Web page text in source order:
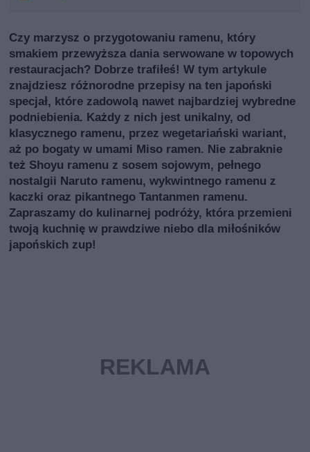
Czy marzysz o przygotowaniu ramenu, który
smakiem przewyższa dania serwowane w topowych
restauracjach? Dobrze trafiłeś! W tym artykule
znajdziesz różnorodne przepisy na ten japoński
specjał, które zadowolą nawet najbardziej wybredne
podniebienia. Każdy z nich jest unikalny, od
klasycznego ramenu, przez wegetariański wariant,
aż po bogaty w umami Miso ramen. Nie zabraknie
też Shoyu ramenu z sosem sojowym, pełnego
nostalgii Naruto ramenu, wykwintnego ramenu z
kaczki oraz pikantnego Tantanmen ramenu.
Zapraszamy do kulinarnej podróży, która przemieni
twoją kuchnię w prawdziwe niebo dla miłośników
japońskich zup!